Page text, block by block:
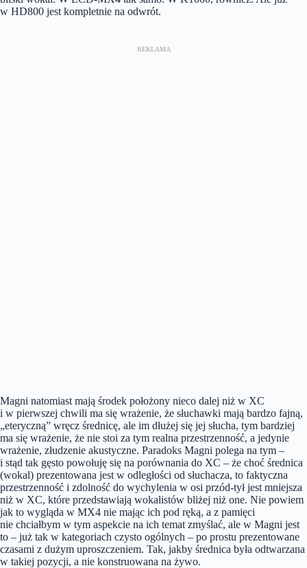
w HD800 jest kompletnie na odwrót.
Magni natomiast mają środek położony nieco dalej niż w XC
i w pierwszej chwili ma się wrażenie, że słuchawki mają bardzo fajną,
„eteryczną” wręcz średnicę, ale im dłużej się jej słucha, tym bardziej
ma się wrażenie, że nie stoi za tym realna przestrzenność, a jedynie
wrażenie, złudzenie akustyczne. Paradoks Magni polega na tym –
i stąd tak gęsto powołuję się na porównania do XC – że choć średnica
(wokal) prezentowana jest w odległości od słuchacza, to faktyczna
przestrzenność i zdolność do wychylenia w osi przód-tył jest mniejsza
niż w XC, które przedstawiają wokalistów bliżej niż one. Nie powiem
jak to wygląda w MX4 nie mając ich pod ręką, a z pamięci
nie chciałbym w tym aspekcie na ich temat zmyślać, ale w Magni jest
to – już tak w kategoriach czysto ogólnych – po prostu prezentowane
czasami z dużym uproszczeniem. Tak, jakby średnica była odtwarzana
w takiej pozycji, a nie konstruowana na żywo.